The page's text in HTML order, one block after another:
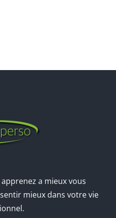
a mieux vous
mieux dans votre vie